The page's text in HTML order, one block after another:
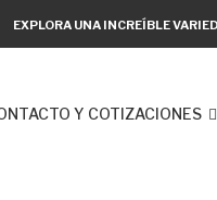
EXPLORA UNA INCREÍBLE
Y COTIZACIONES